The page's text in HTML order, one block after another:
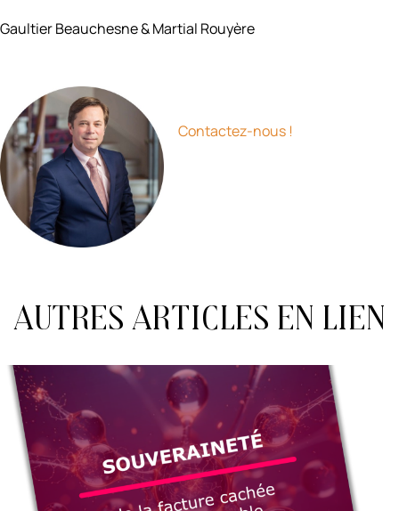
Gaultier Beauchesne & Martial Rouyère
Contactez-nous !
Autres articles en lien